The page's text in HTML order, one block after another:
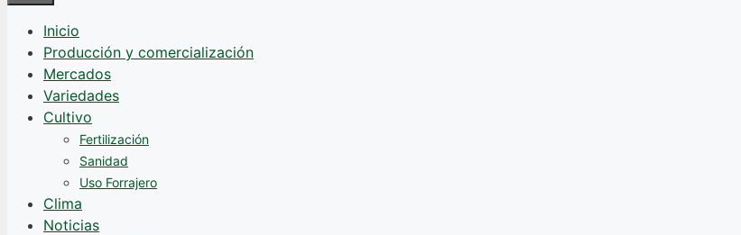
Inicio
Producción y comercialización
Mercados
Variedades
Cultivo
Fertilización
Sanidad
Uso Forrajero
Clima
Noticias